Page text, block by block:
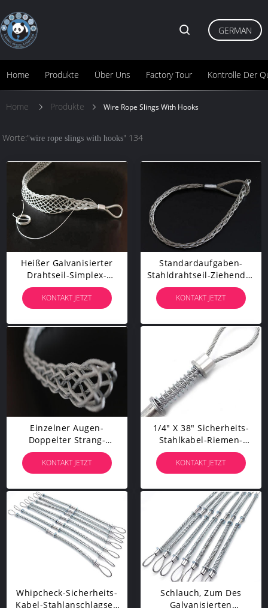
Home Produkte Über Uns Factory Tour Kontrolle Der
GERMAN
Home Produkte Wire Rope Slings With Hooks
Worte:"wire rope slings with hooks" 134
Heißer Galvanisierter
Drahtseil-Simplex-
Schleppender
Verpackungs-Kabel-Griff
Für Das Kabel-Ziehen
KONTAKT JETZT
Standardaufgaben-
Stahldrahtseil-Ziehender
Kabel-Hauptgriff Für Das
Kabel, Das Riemen Zieht
KONTAKT JETZT
Einzelner Augen-
Doppelter Strang-
Strickender
Anschlagseil-Kabel-
Socken-Voran Bahn-
Maschen-Griff
KONTAKT JETZT
1/4" X 38" Sicherheits-
Stahlkabel-Riemen-
Schlauch, Zum Der
Peitschen-Kontrolle Zur
Schlauch-Sicherheit Mit
Einem Schlauch Zu
Bespritzen
KONTAKT JETZT
Whipcheck-Sicherheits-
Kabel-Stahlanschlagseil
Schlauch, Zum Des
Galvanisierten